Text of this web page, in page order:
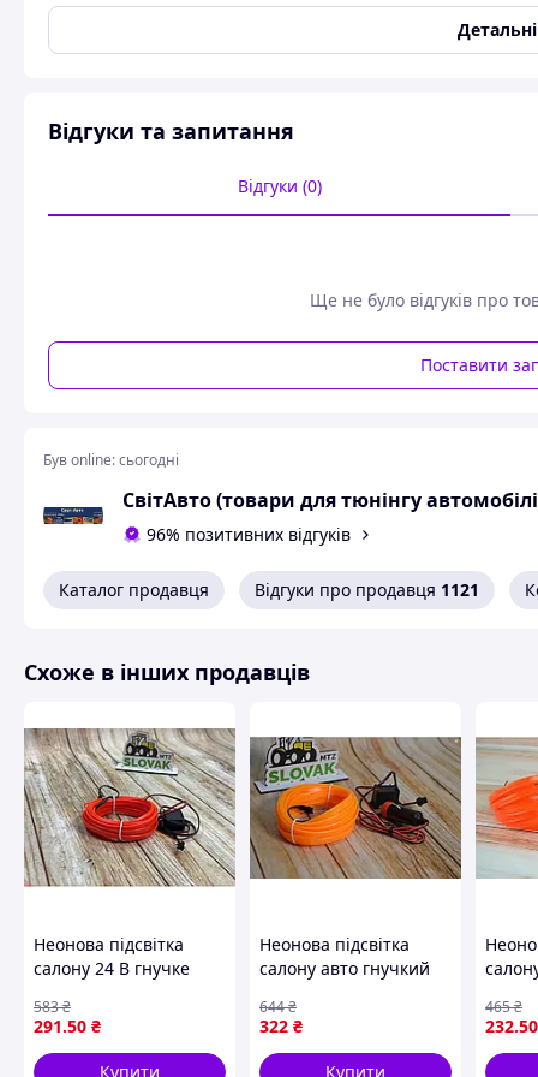
Колір
Блакитний
Стан
Новий
Схожі товари за характеристиками
Відгуки та запитання
Відгуки (0)
Ще не було відгуків про
Поставити
Був online:сьогодні
СвітАвто (товари для тюнінгу
96% позитивних відгуків
Каталог продавця Відгуки про продавця 1121
Схоже в інших продавців
Неонова підсвітка
салону 24 В гнучке
світло для автомобіля
довжина 5 м просте
встановлення
291.50 ₴
583₴
Купити
Неонова підсвітка
салону авто гнучкий
створення атмосфери
в автомобілі
322 ₴
644₴
Купити
для
232.50
465₴